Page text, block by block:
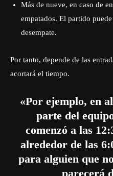
Más de nueve, en caso de
empatados. El partido
desempate.
Por tanto, depende de las
acortará el tiempo.
«Por ejemplo, en
parte del
comenzó a las
alrededor de las
para alguien que
parecerá